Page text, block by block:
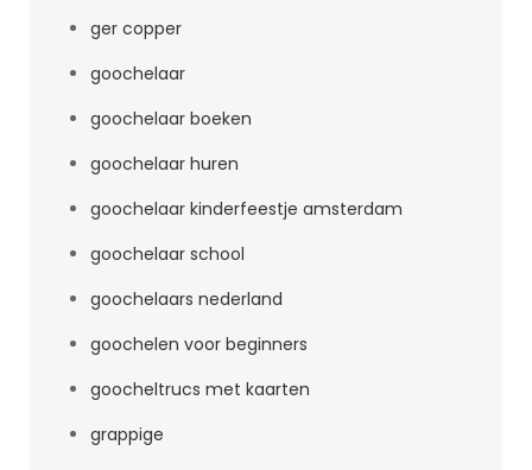
ger copper
goochelaar
goochelaar boeken
goochelaar huren
goochelaar kinderfeestje amsterdam
goochelaar school
goochelaars nederland
goochelen voor beginners
goocheltrucs met kaarten
grappige